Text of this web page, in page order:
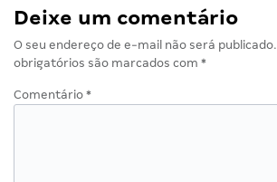
Deixe um comentário
O seu endereço de e-mail não será publicado.
obrigatórios são marcados com *
Comentário *